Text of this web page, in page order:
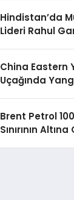
Hindistan’da
Lideri Rahul
China Eastern
Uçağında
Brent Petrol
Sınırının